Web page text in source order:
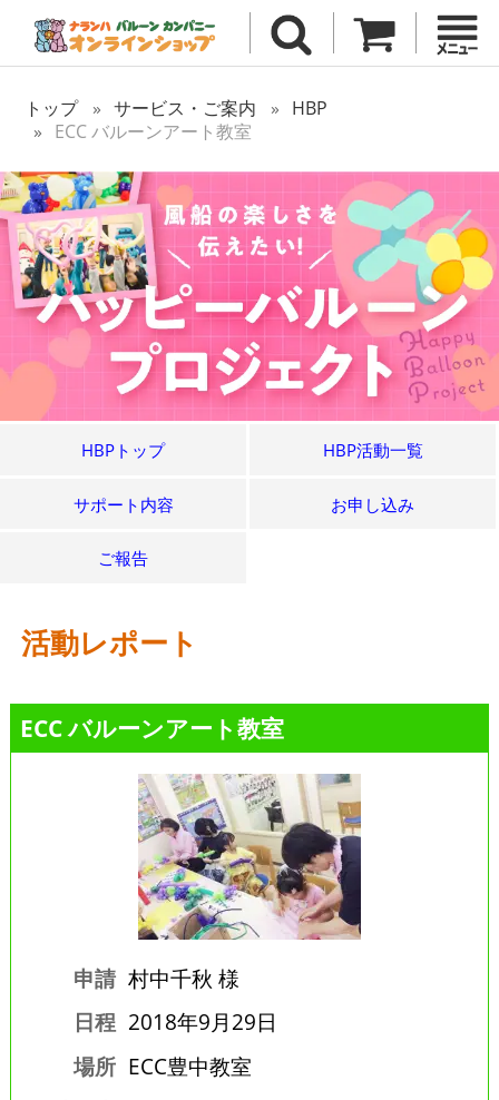
トップ サービス・ご案内
HBP
ECC バルーンアート教室
HBPトップ HBP活動一覧
サポート内容 お申し込み
ご報告
活動レポート
ECC バルーンアート教室
申請 村中千秋 様
日程 2018年9月29日
場所 ECC豊中教室